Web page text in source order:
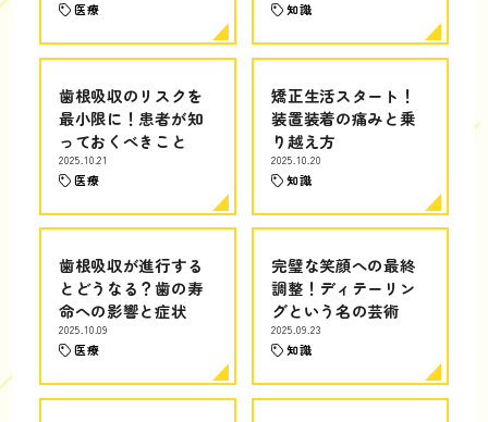
医療 知識
歯根吸収のリスクを
最小限に！患者が知
っておくべきこと
2025.10.21
医療
矯正生活スタート！
装置装着の痛みと乗
り越え方
2025.10.20
知識
歯根吸収が進行する
とどうなる？歯の寿
命への影響と症状
2025.10.09
医療
完璧な笑顔への最終
調整！ディテーリン
グという名の芸術
2025.09.23
知識